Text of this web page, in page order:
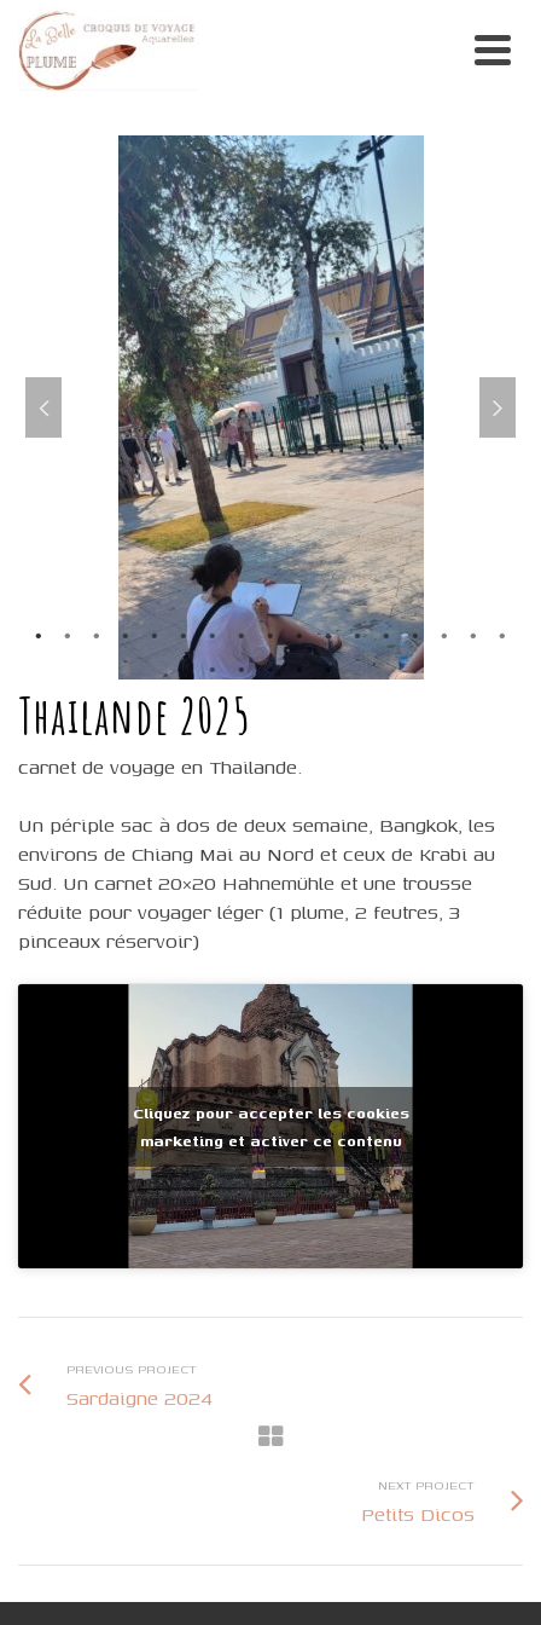
Thailande 2025
carnet de voyage en Thailande.
Un périple sac à dos de deux semaine, Bangkok, les
environs de Chiang Mai au Nord et ceux de Krabi au
Sud. Un carnet 20×20 Hahnemühle et une trousse
réduite pour voyager léger (1 plume, 2 feutres, 3
pinceaux réservoir)
Cliquez pour accepter les cookies
marketing et activer ce contenu
PREVIOUS PROJECT
Sardaigne 2024
NEXT PROJECT
Petits Dicos